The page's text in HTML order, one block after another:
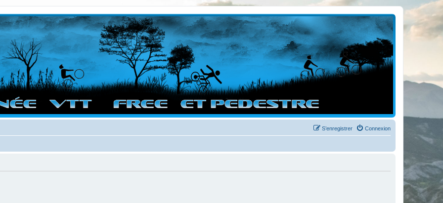
sur le site et bonnes randos dans l'Ouest !
Connexion
S’enregistrer